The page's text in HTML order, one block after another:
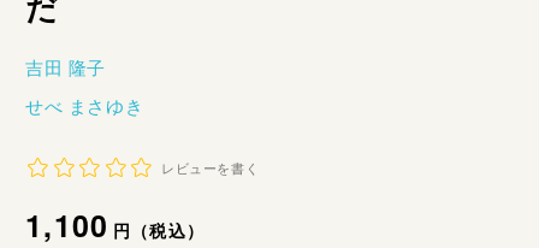
吉田 隆子
せべ まさゆき
レビューを書く
通
1,100円（税込）